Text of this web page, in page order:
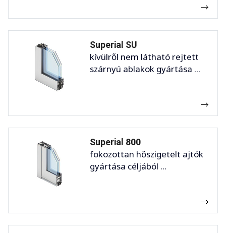
Superial SU
kívülről nem látható rejtett
szárnyú ablakok gyártása ...
Superial 800
fokozottan hőszigetelt ajtók
gyártása céljából ...